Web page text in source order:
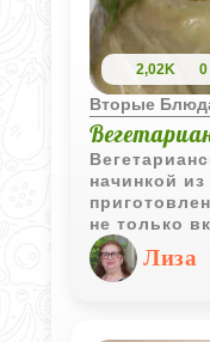
2,02K 0
Вторые
начинкой
не только
рецептЛиза